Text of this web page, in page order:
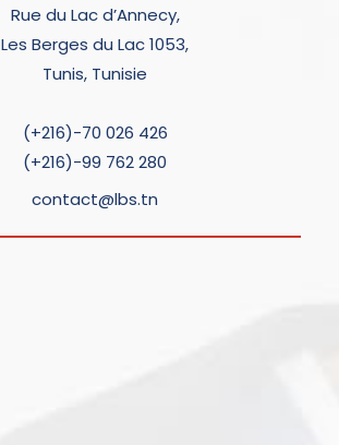
Rue du Lac d’Annecy,
Les Berges du Lac 1053,
Tunis, Tunisie
(+216)-70 026 426
(+216)-99 762 280
contact@lbs.tn